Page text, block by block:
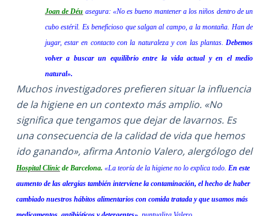
Joan de Déu asegura: «No es bueno mantener a los niños dentro de un
cubo estéril. Es beneficioso que salgan al campo, a la montaña. Han de
jugar, estar en contacto con la naturaleza y con las plantas.Debemos
volver a buscar un equilibrio entre la vida actual y en el medio
natural».
Muchos investigadores prefieren situar la influencia
de la higiene en un contexto más amplio. «No
significa que tengamos que dejar de lavarnos. Es
una consecuencia de la calidad de vida que hemos
ido ganando», afirma Antonio Valero, alergólogo del
Hospital Clínicde Barcelona. «La teoría de la higiene no lo explica todo. En este
aumento de las alergias también interviene la contaminación, el hecho de haber
cambiado nuestros hábitos alimentarios con comida tratada y que usamos más